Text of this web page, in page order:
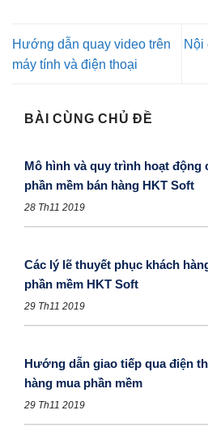
Hướng dẫn quay video trên
máy tính và điện thoại
Nội
BÀI CÙNG CHỦ ĐỀ
Mô hình và quy trình hoạt động
phần mềm bán hàng HKT Soft
28 Th11 2019
Các lý lẽ thuyết phục khách
phần mềm HKT Soft
29 Th11 2019
Hướng dẫn giao tiếp qua điện
hàng mua phần mềm
29 Th11 2019